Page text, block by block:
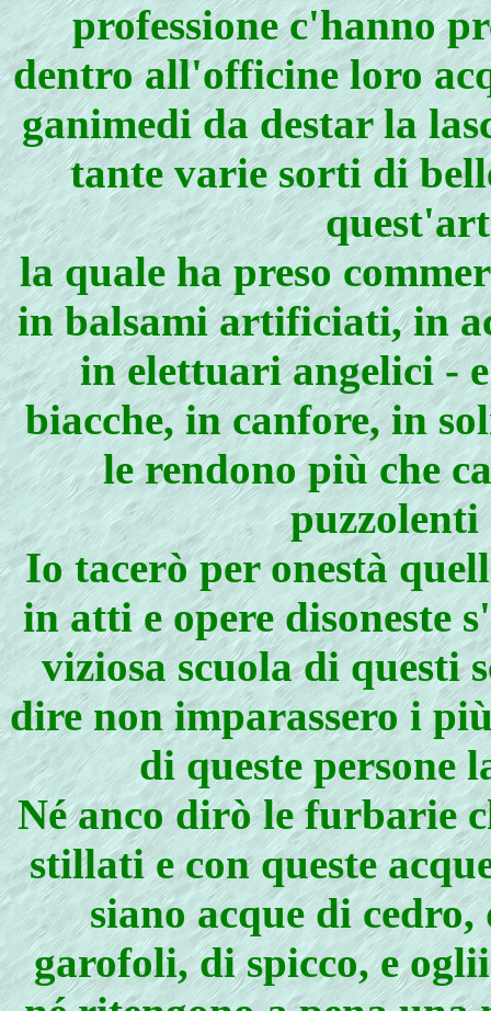
professione c'hanno
dentro all'officine loro
ganimedi da destar la
tante varie sorti di
la quale ha preso
in balsami artificiati, in
in elettuari angelici -
biacche, in canfore, in
le rendono più che
puzzolenti
Io tacerò per onestà
in atti e opere disoneste
viziosa scuola di questi
dire non imparassero i
di queste persone
Né anco dirò le furbarie
stillati e con queste
siano acque di
garofoli, di spicco, e